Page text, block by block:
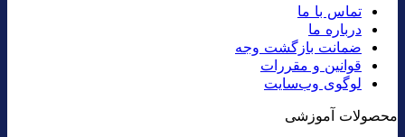
تماس با ما
درباره ما
ضمانت بازگشت وجه
قوانین و مقررات
لوگوی وب‌سایت
محصولات آموزشی